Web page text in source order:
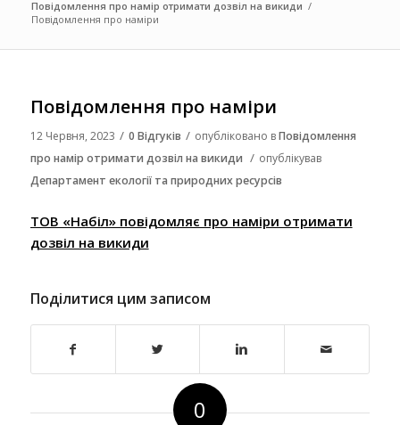
Повідомлення про намір отримати дозвіл на викиди /
Повідомлення про наміри
Повідомлення про наміри
12 Червня, 2023 / 0 Відгуків / опубліковано вПовідомлення
про намір отримати дозвіл на викиди / опублікував
Департамент екології та природних ресурсів
ТОВ «Набіл» повідомляє про наміри отримати
дозвіл на викиди
Поділитися цим записом
0